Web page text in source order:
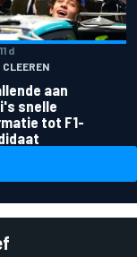
11 d
CLEEREN
aan
snelle
tot F1-